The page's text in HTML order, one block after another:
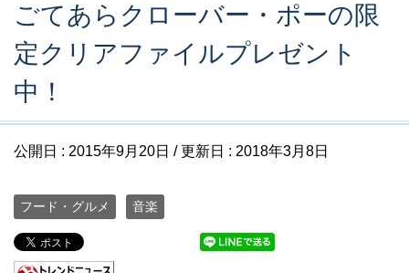
ごてあらクローバー・ポーの限
定クリアファイルプレゼント
中！
公開日 : 2015年9月20日 / 更新日 : 2018年3月8日
フード・グルメ 音楽